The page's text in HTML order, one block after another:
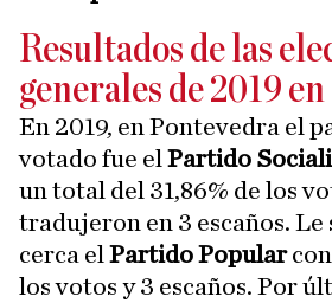
Resultados de las
generales de 2019
En 2019, en Pontevedra el
votado fue el Partido
un total del 31,86% de los
tradujeron en 3 escaños. Le
cerca el Partido Popular
los votos y 3 escaños. Por